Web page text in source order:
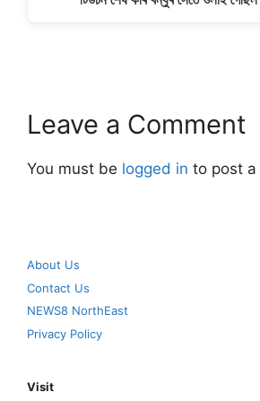
Leave a Comment
You must be logged in to post a
About Us
Contact Us
NEWS8 NorthEast
Privacy Policy
Visit